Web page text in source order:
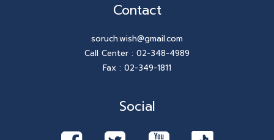
Contact
soruch.wish@gmail.com
Call Center : 02-348-4989
Fax : 02-349-1811
Social